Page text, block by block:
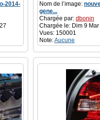
2014-
Nom de l’image:
gene...
Chargée par: dbonin
Chargée le: Dim 9
Vues: 150001
Note:Aucune